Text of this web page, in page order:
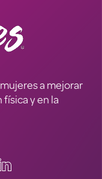
a mejorar
física y en la